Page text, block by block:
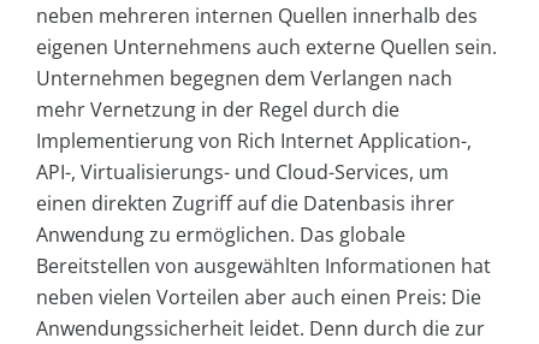
neben mehreren internen Quellen innerhalb des
eigenen Unternehmens auch externe Quellen sein.
Unternehmen begegnen dem Verlangen nach
mehr Vernetzung in der Regel durch die
Implementierung von Rich Internet Application-,
API-, Virtualisierungs- und Cloud-Services, um
einen direkten Zugriff auf die Datenbasis ihrer
Anwendung zu ermöglichen. Das globale
Bereitstellen von ausgewählten Informationen hat
neben vielen Vorteilen aber auch einen Preis: Die
Anwendungssicherheit leidet. Denn durch die zur